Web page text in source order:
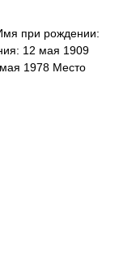
при рождении:
12 мая 1909
1978 Место